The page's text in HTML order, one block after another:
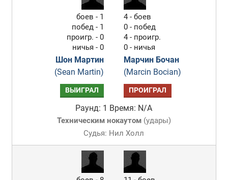
боев - 1
побед - 1
проигр. - 0
ничья - 0
Шон Мартин
(Sean Martin)
4 - боев
0 - побед
4 - проигр.
0 - ничья
Марчин Бочан
(Marcin Bocian)
ВЫИГРАЛ ПРОИГРАЛ
Раунд: 1 Время: N/A
Техническим нокаутом(удары)
Судья: Нил Холл